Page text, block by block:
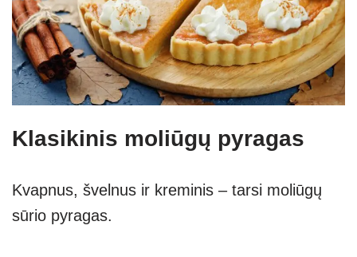
Klasikinis moliūgų pyragas
Kvapnus, švelnus ir kreminis – tarsi moliūgų
sūrio pyragas.